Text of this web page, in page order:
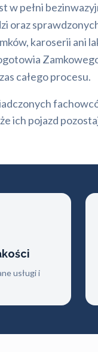
w pełni
oraz
karoserii ani
całego procesu.
ich pojazd
usługi i